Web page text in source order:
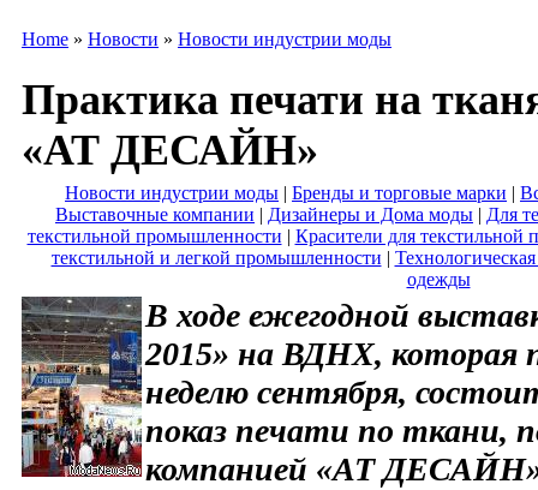
Home » Новости » Новости индустрии моды
Практика печати на
«АТ ДЕСАЙН»
Новости индустрии моды | Бренды и торговые марки |
Выставочные компании | Дизайнеры и Дома моды | Для
текстильной промышленности | Красители для
текстильной и легкой промышленности |
одежды
В ходе ежегодной
2015» на ВДНХ, которая
неделю сентября,
показ печати по ткани,
компанией «АТ